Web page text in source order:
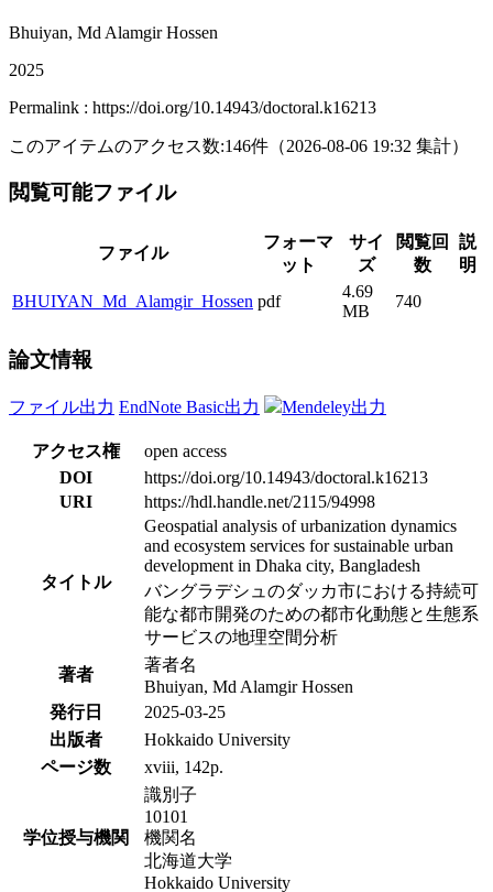
Bhuiyan, Md Alamgir Hossen
2025
Permalink : https://doi.org/10.14943/doctoral.k16213
このアイテムのアクセス数:146件 （2026-08-06 19:32 集計）
閲覧可能ファイル
ファイル
フォーマ
ット
サイ
ズ
閲覧回
数
説
明
BHUIYAN_Md_Alamgir_Hossen pdf
4.69
MB
740
論文情報
ファイル出力 EndNote Basic出力 Mendeley出力
アクセス権
open access
DOI
https://doi.org/10.14943/doctoral.k16213
URI
https://hdl.handle.net/2115/94998
タイトル
Geospatial analysis of urbanization dynamics
and ecosystem services for sustainable urban
development in Dhaka city, Bangladesh
バングラデシュのダッカ市における持続可
能な都市開発のための都市化動態と生態系
サービスの地理空間分析
著者
著者名
Bhuiyan, Md Alamgir Hossen
発行日
2025-03-25
出版者
Hokkaido University
ページ数
xviii, 142p.
学位授与機関
識別子
10101
機関名
北海道大学
Hokkaido University